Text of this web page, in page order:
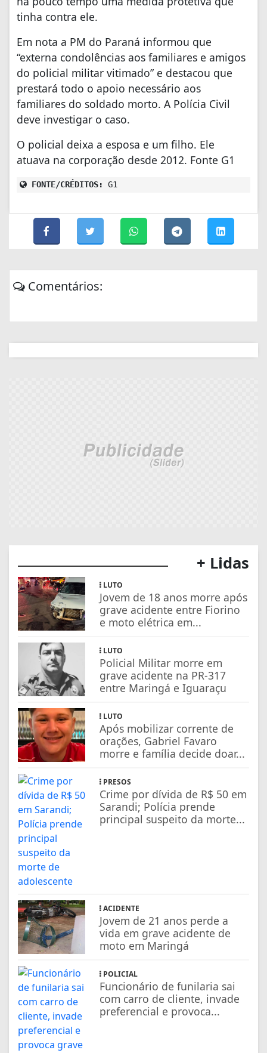
tinha contra ele.
Em nota a PM do Paraná informou que
“externa condolências aos familiares e amigos
do policial militar vitimado” e destacou que
prestará todo o apoio necessário aos
familiares do soldado morto. A Polícia Civil
deve investigar o caso.
O policial deixa a esposa e um filho. Ele
atuava na corporação desde 2012. Fonte G1
FONTE/CRÉDITOS: G1
Comentários:
+ Lidas
LUTO
Jovem de 18 anos morre após
grave acidente entre Fiorino
e moto elétrica em...
LUTO
Policial Militar morre em
grave acidente na PR-317
entre Maringá e Iguaraçu
LUTO
Após mobilizar corrente de
orações, Gabriel Favaro
morre e família decide doar...
PRESOS
Crime por dívida de R$ 50 em
Sarandi; Polícia prende
principal suspeito da morte...
ACIDENTE
Jovem de 21 anos perde a
vida em grave acidente de
moto em Maringá
POLICIAL
Funcionário de funilaria sai
com carro de cliente, invade
preferencial e provoca...